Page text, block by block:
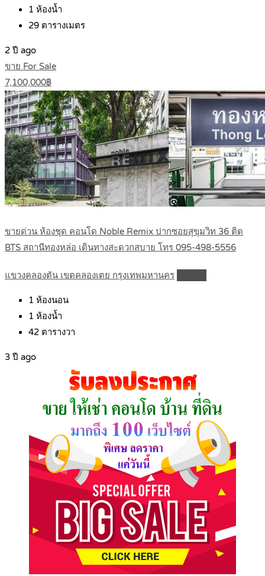
1 ห้องน้ำ
29 ตารางเมตร
2 ปี ago
ขาย For Sale
7,100,000฿
ขายด่วน ห้องชุด คอนโด Noble Remix ปากซอยสุขุมวิท 36 ติด
BTS สถานีทองหล่อ เดินทางสะดวกสบาย โทร 095-498-5556
แขวงคลองตัน เขตคลองเตย กรุงเทพมหานคร
1 ห้องนอน
1 ห้องน้ำ
42 ตารางวา
3 ปี ago